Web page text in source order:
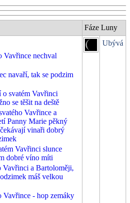
Fáze Luny
Vavřince nechval
navaří, tak se podzim
o svatém Vavřinci
se těšit na deště
Vavřince a
Panny Marie pěkný
vinaři dobrý
Vavřinci slunce
dobré víno míti
Vavřinci a Bartoloměji,
máš velkou
Vavřince - hop zemáky
Ubývá